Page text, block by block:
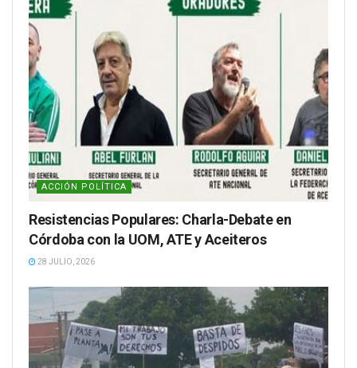
ACCIÓN POLÍTICA
Resistencias Populares: Charla-Debate en
Córdoba con la UOM, ATE y Aceiteros
28 JULIO, 2026